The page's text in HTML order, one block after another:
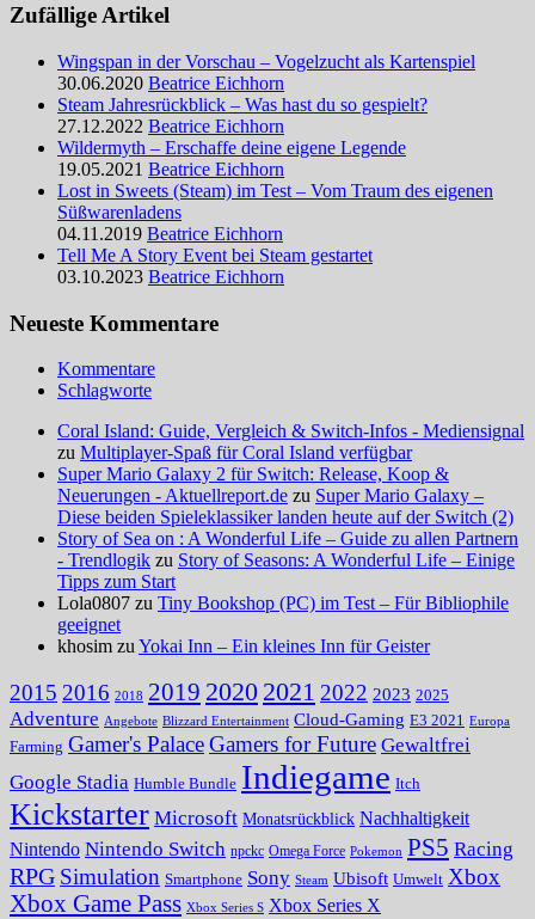
Zufällige Artikel
Wingspan in der Vorschau – Vogelzucht als Kartenspiel
30.06.2020 Beatrice Eichhorn
Steam Jahresrückblick – Was hast du so gespielt?
27.12.2022 Beatrice Eichhorn
Wildermyth – Erschaffe deine eigene Legende
19.05.2021 Beatrice Eichhorn
Lost in Sweets (Steam) im Test – Vom Traum des eigenen
Süßwarenladens
04.11.2019 Beatrice Eichhorn
Tell Me A Story Event bei Steam gestartet
03.10.2023 Beatrice Eichhorn
Neueste Kommentare
Kommentare
Schlagworte
Coral Island: Guide, Vergleich & Switch-Infos - Mediensignal
zu Multiplayer-Spaß für Coral Island verfügbar
Super Mario Galaxy 2 für Switch: Release, Koop &
Neuerungen - Aktuellreport.de zu Super Mario Galaxy –
Diese beiden Spieleklassiker landen heute auf der Switch (2)
Story of Sea on : A Wonderful Life – Guide zu allen Partnern
- Trendlogik zu Story of Seasons: A Wonderful Life – Einige
Tipps zum Start
Lola0807 zu Tiny Bookshop (PC) im Test – Für Bibliophile
geeignet
khosim zuYokai Inn – Ein kleines Inn für Geister
2015 2016 2018 2019 2020 2021 2022 2023 2025
Adventure Angebote Blizzard Entertainment Cloud-Gaming E3 2021 Europa
Farming Gamer's PalaceGamers for Future Gewaltfrei
Google Stadia Humble Bundle Indiegame Itch
Kickstarter Microsoft Monatsrückblick Nachhaltigkeit
Nintendo Nintendo Switch npckc Omega Force Pokemon PS5 Racing
RPG Simulation Smartphone Sony Steam Ubisoft Umwelt Xbox
Xbox Game Pass Xbox Series S Xbox Series X